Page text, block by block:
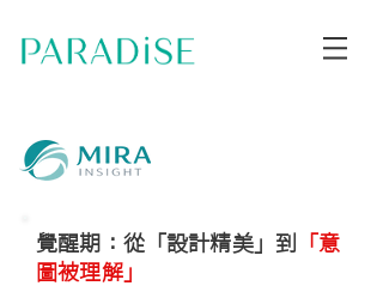
覺醒期：從「設計精美」到
「意
圖被理解」